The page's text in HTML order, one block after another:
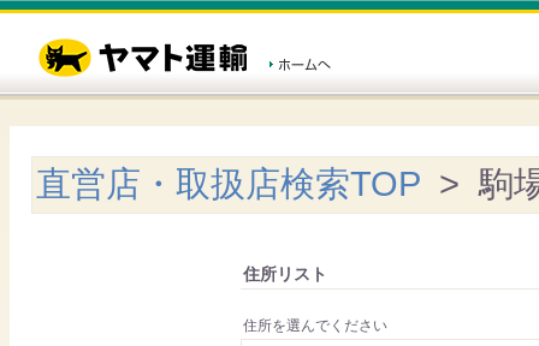
直営店・取扱店検索TOP > 駒
住所リスト
住所を選んでください